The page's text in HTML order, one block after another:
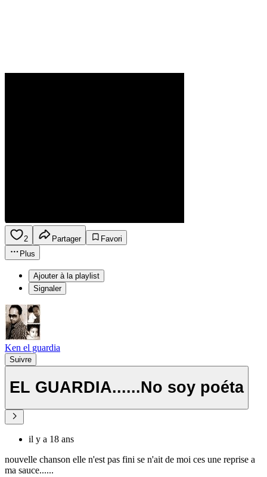
2 Partager
Favori
Plus
Ajouter à la playlist
Signaler
Ken el guardia
Suivre
EL GUARDIA......No soy poéta
il y a 18 ans
nouvelle chanson elle n'est pas fini se n'ait de moi ces une reprise a
ma sauce......